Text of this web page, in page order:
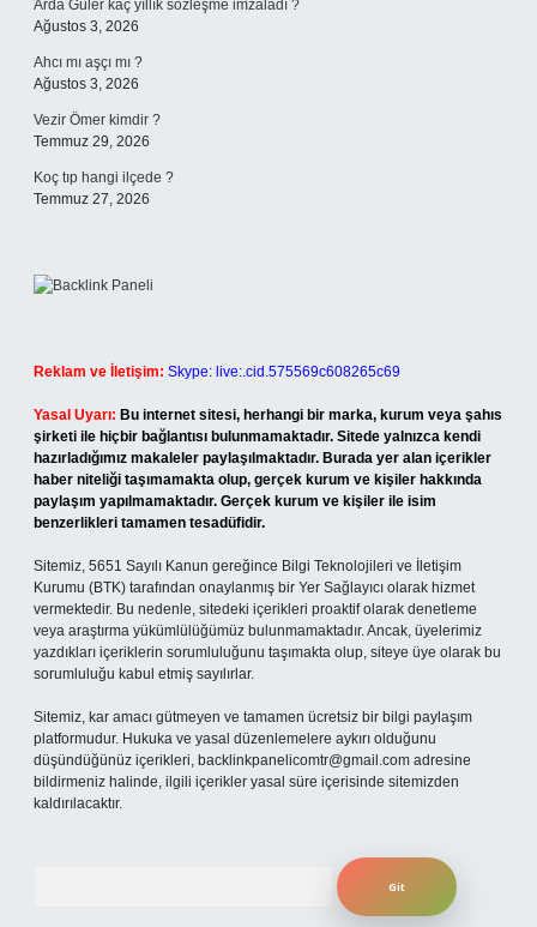
Arda Güler kaç yıllık sözleşme imzaladı ?
Ağustos 3, 2026
Ahcı mı aşçı mı ?
Ağustos 3, 2026
Vezir Ömer kimdir ?
Temmuz 29, 2026
Koç tıp hangi ilçede ?
Temmuz 27, 2026
Reklam ve İletişim: Skype: live:.cid.575569c608265c69
Yasal Uyarı: Bu internet sitesi, herhangi bir marka, kurum veya şahıs
şirketi ile hiçbir bağlantısı bulunmamaktadır. Sitede yalnızca kendi
hazırladığımız makaleler paylaşılmaktadır. Burada yer alan içerikler
haber niteliği taşımamakta olup, gerçek kurum ve kişiler hakkında
paylaşım yapılmamaktadır. Gerçek kurum ve kişiler ile isim
benzerlikleri tamamen tesadüfidir.
Sitemiz, 5651 Sayılı Kanun gereğince Bilgi Teknolojileri ve İletişim
Kurumu (BTK) tarafından onaylanmış bir Yer Sağlayıcı olarak hizmet
vermektedir. Bu nedenle, sitedeki içerikleri proaktif olarak denetleme
veya araştırma yükümlülüğümüz bulunmamaktadır. Ancak, üyelerimiz
yazdıkları içeriklerin sorumluluğunu taşımakta olup, siteye üye olarak bu
sorumluluğu kabul etmiş sayılırlar.
Sitemiz, kar amacı gütmeyen ve tamamen ücretsiz bir bilgi paylaşım
platformudur. Hukuka ve yasal düzenlemelere aykırı olduğunu
düşündüğünüz içerikleri, backlinkpanelicomtr@gmail.com adresine
bildirmeniz halinde, ilgili içerikler yasal süre içerisinde sitemizden
kaldırılacaktır.